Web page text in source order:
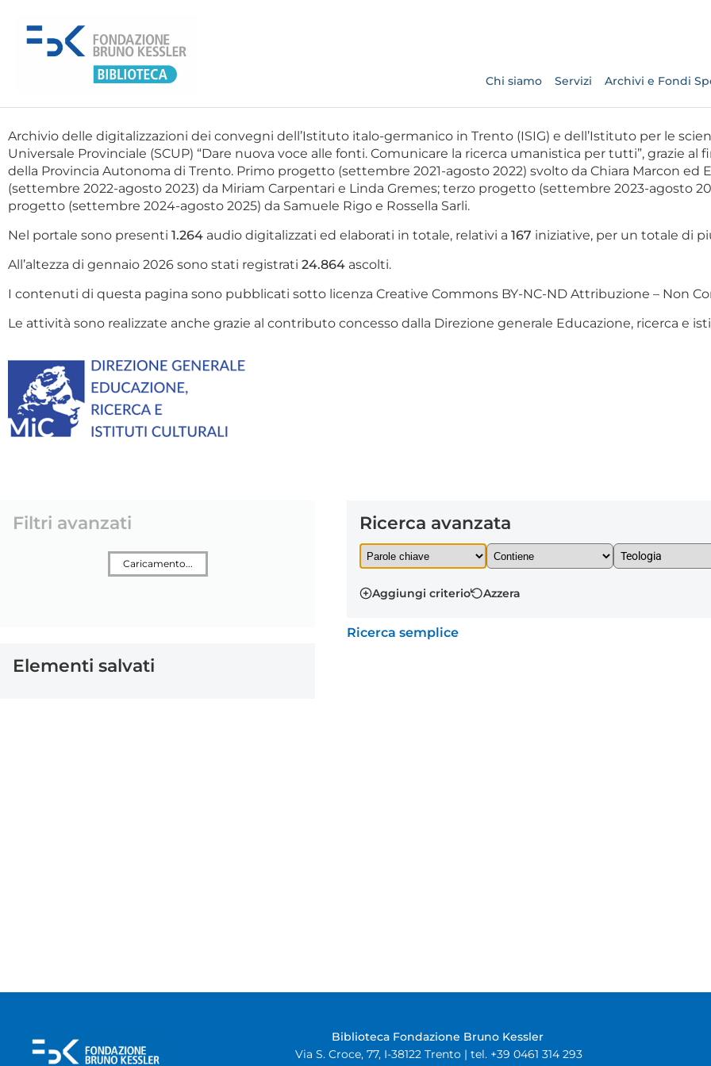
Chi siamo Servizi Archivi e Fondi
Archivio delle digitalizzazioni dei convegni dell’Istituto italo-germanico in Trento (ISIG) e dell’Istituto per le
Universale Provinciale (SCUP) “Dare nuova voce alle fonti. Comunicare la ricerca umanistica per tutti”, grazie al
della Provincia Autonoma di Trento. Primo progetto (settembre 2021-agosto 2022) svolto da Chiara Marcon ed
(settembre 2022-agosto 2023) da Miriam Carpentari e Linda Gremes; terzo progetto (settembre 2023-agosto
progetto (settembre 2024-agosto 2025) da Samuele Rigo e Rossella Sarli.
Nel portale sono presenti 1.264 audio digitalizzati ed elaborati in totale, relativi a 167 iniziative, per un totale di
All’altezza di gennaio 2026 sono stati registrati 24.864 ascolti.
I contenuti di questa pagina sono pubblicati sotto licenza Creative Commons BY-NC-ND Attribuzione – Non
Le attività sono realizzate anche grazie al contributo concesso dalla Direzione generale Educazione, ricerca e
Filtri avanzati
Caricamento...
Elementi salvati
Ricerca avanzata
Aggiungi criterio Azzera
Ricerca semplice
Biblioteca Fondazione Bruno Kessler
Via S. Croce, 77, I-38122 Trento | tel. +39 0461 314 293